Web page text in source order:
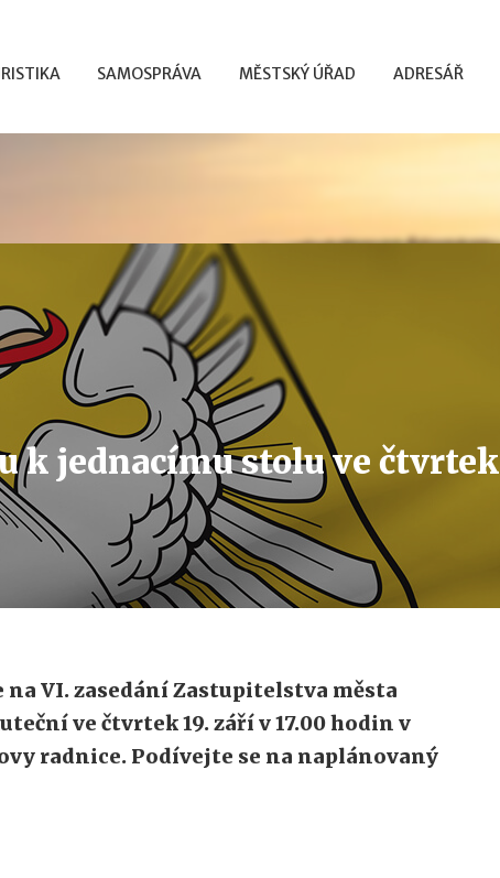
SAMOSPRÁVA MĚSTSKÝ ÚŘAD ADRESÁŘ
k jednacímu stolu ve čtvrtek
na VI. zasedání Zastupitelstva města
ve čtvrtek 19. září v 17.00 hodin v
radnice. Podívejte se na naplánovaný